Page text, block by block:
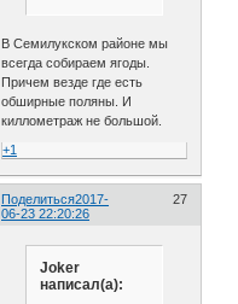
В Семилукском районе мы
всегда собираем ягоды.
Причем везде где есть
обширные поляны. И
киллометраж не большой.
+1
Поделиться 27
2017-
06-23 22:20:26
Joker
написал(а):